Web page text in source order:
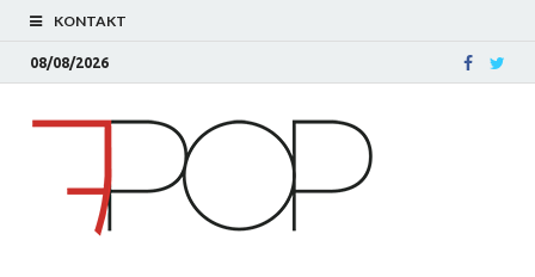
KONTAKT
08/08/2026